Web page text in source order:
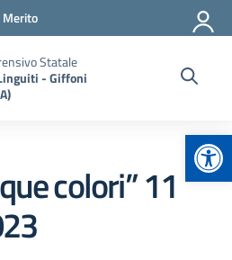
Statale
- Giffoni
colori” 11